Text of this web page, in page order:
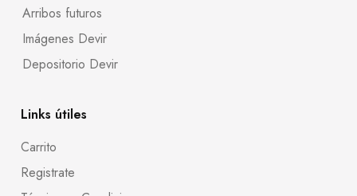
Arribos futuros
Imágenes Devir
Depositorio Devir
Links útiles
Carrito
Registrate